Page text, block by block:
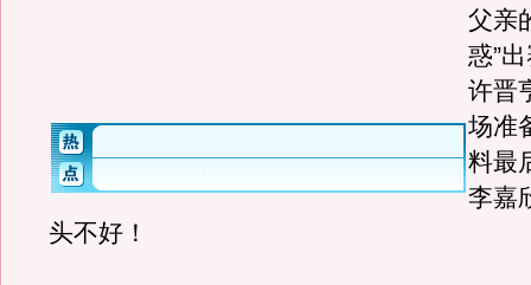
父亲
惑”
许晋
场准
料最
李嘉
头不好！